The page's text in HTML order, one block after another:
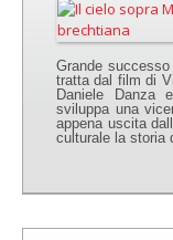
Grande
tratta dal film di
Daniele Danza
sviluppa una
appena uscita
culturale la storia